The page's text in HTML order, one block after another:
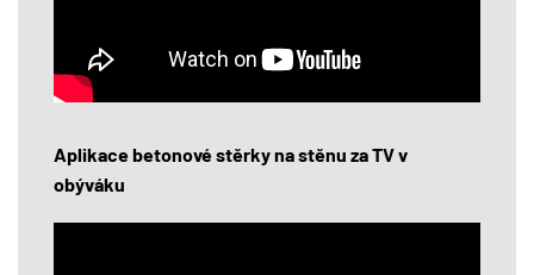
Aplikace betonové stěrky na stěnu za TV v
obýváku